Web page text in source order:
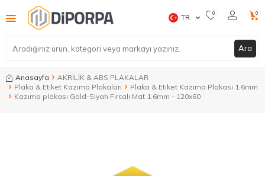
Ara
TR 0 0
Anasayfa
AKRİLİK & ABS PLAKALAR
Plaka & Etiket Kazıma Plakaları
Plaka & Etiket Kazıma Plakası 1.6mm
Kazıma plakası Gold-Siyah Fırcalı Mat 1.6mm - 120x60